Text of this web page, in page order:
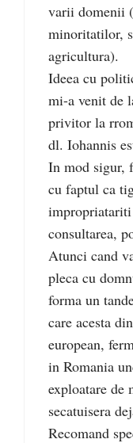
varii domenii
minoritatilor,
agricultura).
Ideea cu
mi-a venit de
privitor la
dl. Iohannis
In mod sigur,
cu faptul ca
consultarea,
Atunci cand
pleca cu
forma un
care acesta
european,
in Romania
exploatare de
secatuisera
Recomand